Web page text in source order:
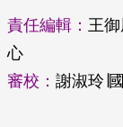
責任編輯： 王
心
審校： 謝淑玲∣